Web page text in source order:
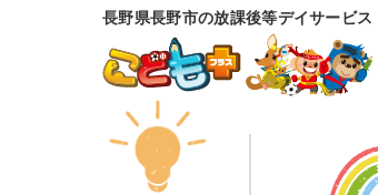
長野県長野市の放課後等デイサービ